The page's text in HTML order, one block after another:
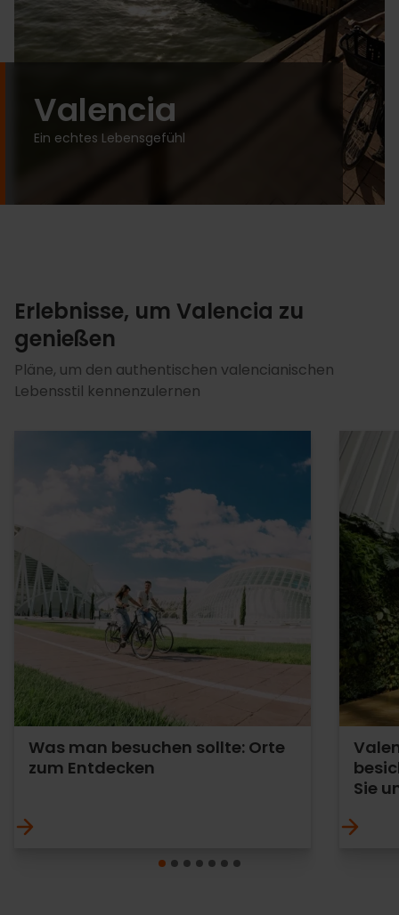
Valencia
Ein echtes Lebensgefühl
Erlebnisse, um Valencia zu
genießen
Pläne, um den authentischen valencianischen
Lebensstil kennenzulernen
Was man besuchen sollte: Orte
zum Entdecken
Sie